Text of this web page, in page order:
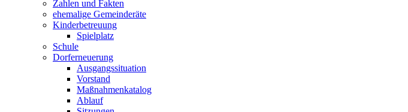
Zahlen und Fakten
ehemalige Gemeinderäte
Kinderbetreuung
Spielplatz
Schule
Dorferneuerung
Ausgangssituation
Vorstand
Maßnahmenkatalog
Ablauf